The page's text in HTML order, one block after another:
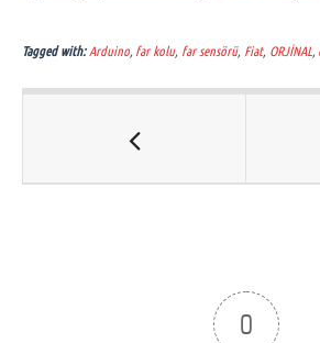
Tagged with:Arduino, far kolu, far sensörü, Fiat, ORJİNAL,
0